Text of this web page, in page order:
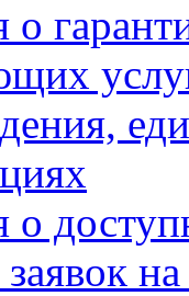
о
о